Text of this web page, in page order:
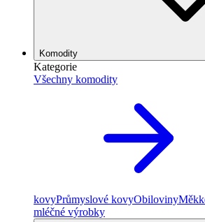
Komodity
Kategorie
Všechny komodity
kovyPrůmyslové kovyObiloviny
mléčné výrobky